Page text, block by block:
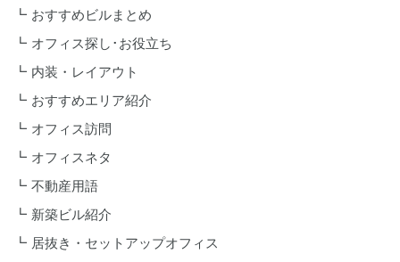
おすすめビルまとめ
オフィス探し･お役立ち
内装・レイアウト
おすすめエリア紹介
オフィス訪問
オフィスネタ
不動産用語
新築ビル紹介
居抜き・セットアップオフィス